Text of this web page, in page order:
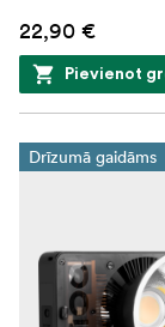
22,90 €
Pievienot
Drīzumā gaidāms